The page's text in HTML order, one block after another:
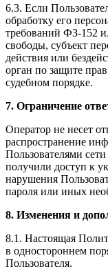
6.3. Если
обработку его
требований ФЗ-152
свободы, субъект
действия или
орган по защите
судебном порядке.
7. Ограничение
Оператор не несет
распространение
Пользователями
получили доступ к
нарушения
пароля или иных
8. Изменения и
8.1. Настоящая
в одностороннем
Пользователя.